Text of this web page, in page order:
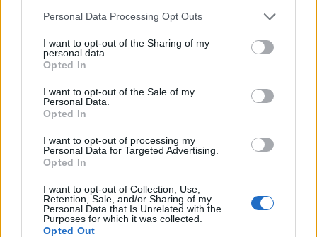
Personal Data Processing Opt Outs
I want to opt-out of the Sharing of my
personal data.
Opted In
I want to opt-out of the Sale of my
Personal Data.
Opted In
I want to opt-out of processing my
Personal Data for Targeted Advertising.
Opted In
I want to opt-out of Collection, Use,
Retention, Sale, and/or Sharing of my
Personal Data that Is Unrelated with the
Purposes for which it was collected.
Opted Out
Zpravodajství
výborné podmínky. Horší voda je jen na
Živohošti
Zpravodajství
Příbram modernizuje parkovací automaty.
Přibudou i tři nové poblíž Svaté Hory
Středočeský kraj upravil pravidla soutěže.
Obce nově získají body i za předcházení